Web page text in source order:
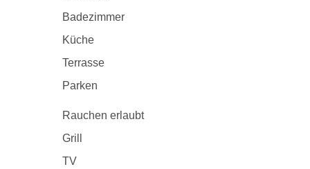
Badezimmer
Küche
Terrasse
Parken
Rauchen erlaubt
Grill
TV